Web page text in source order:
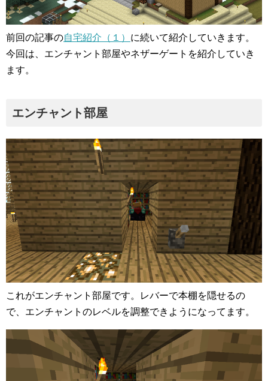
前回の記事の自宅紹介（１） に続いて紹介していきます。
今回は、エンチャント部屋やネザーゲートを紹介していき
ます。
エンチャント部屋
これがエンチャント部屋です。レバーで本棚を隠せるの
で、エンチャントのレベルを調整できようになってます。